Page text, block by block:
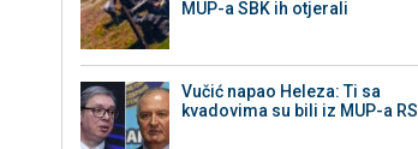
MUP-a SBK ih otjerali
Vučić napao Heleza: Ti sa
kvadovima su bili iz MUP-a RS